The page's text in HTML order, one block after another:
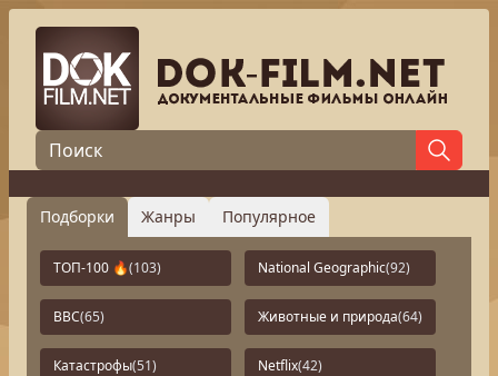
Подборки Жанры Популярное
ТОП-100 🔥(103) National Geographic(92)
BBC(65) Животные и природа(64)
Катастрофы(51) Netflix(42)